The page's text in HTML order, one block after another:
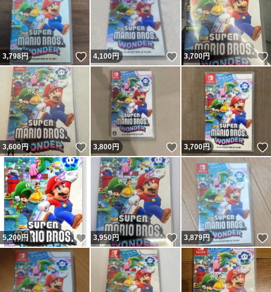
3,798円 いいね！
4,100円 いいね！
3,700円
3,600円 いいね！
3,800円 いいね！
3,700円
5,200 円 いいね！
3,950円 いいね！
3,879円